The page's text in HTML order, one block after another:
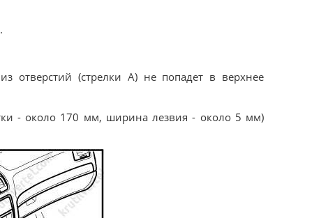
отверстий (стрелки А) не попадет в вeрхнее
- около 170 мм, ширина лезвия - около 5 мм)